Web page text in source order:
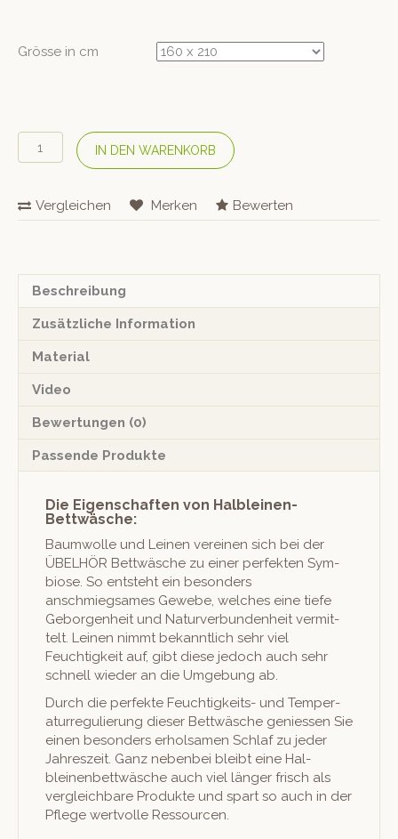
Grösse in cm
ÜBELHÖR
Bio
Bettwäsche
«Paisley
Menge
IN DEN WARENKORB
Vergleichen Merken Bewerten
Beschreibung
Zusätzliche Information
Material
Video
Bewertungen (0)
Passende Produkte
Die Eigenschaften von Halbleinen-
Bettwäsche:
Baum­wolle und Leinen vere­inen sich bei der
ÜBELHÖR Bet­twäsche zu ein­er per­fek­ten Sym­
biose. So entste­ht ein beson­ders
anschmiegsames Gewebe, welch­es eine tiefe
Gebor­gen­heit und Naturver­bun­den­heit ver­mit­
telt. Leinen nimmt bekan­ntlich sehr viel
Feuchtigkeit auf, gibt diese jedoch auch sehr
schnell wieder an die Umge­bung ab.
Durch die per­fek­te Feuchtigkeits- und Tem­per­
atur­reg­ulierung dieser Bet­twäsche geniessen Sie
einen beson­ders erhol­samen Schlaf zu jed­er
Jahreszeit. Ganz neben­bei bleibt eine Hal­
bleinen­bet­twäsche auch viel länger frisch als
ver­gle­ich­bare Pro­duk­te und spart so auch in der
Pflege wertvolle Ressourcen.